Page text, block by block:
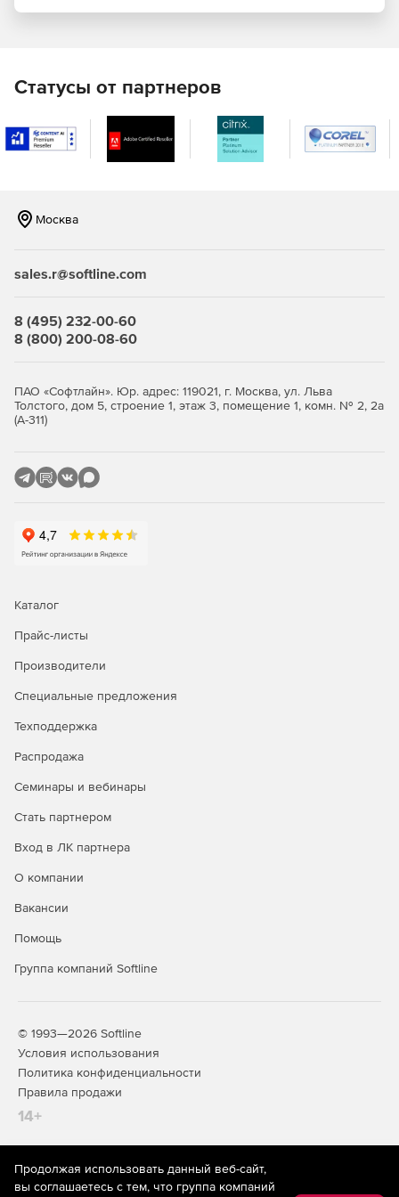
Статусы от партнеров
Москва
sales.r@softline.com
8 (495) 232-00-60
8 (800) 200-08-60
ПАО «Софтлайн». Юр. адрес: 119021, г. Москва, ул. Льва
Толстого, дом 5, строение 1, этаж 3, помещение 1, комн. № 2, 2а
(А-311)
Каталог
Прайс-листы
Производители
Специальные предложения
Техподдержка
Распродажа
Семинары и вебинары
Стать партнером
Вход в ЛК партнера
О компании
Вакансии
Помощь
Группа компаний Softline
© 1993—2026 Softline
Условия использования
Политика конфиденциальности
Правила продажи
14+
На информационном ресурсе store.softline.ru применяются
рекомендательные технологии(информационные технологии
Продолжая использовать данный веб-сайт,
вы соглашаетесь с тем, что группа компаний